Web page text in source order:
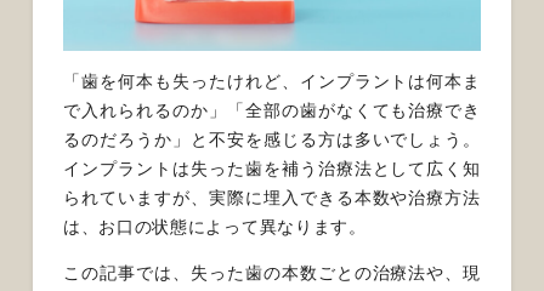
「歯を何本も失ったけれど、インプラントは何本ま
で入れられるのか」「全部の歯がなくても治療でき
るのだろうか」と不安を感じる方は多いでしょう。
インプラントは失った歯を補う治療法として広く知
られていますが、実際に埋入できる本数や治療方法
は、お口の状態によって異なります。
この記事では、失った歯の本数ごとの治療法や、現